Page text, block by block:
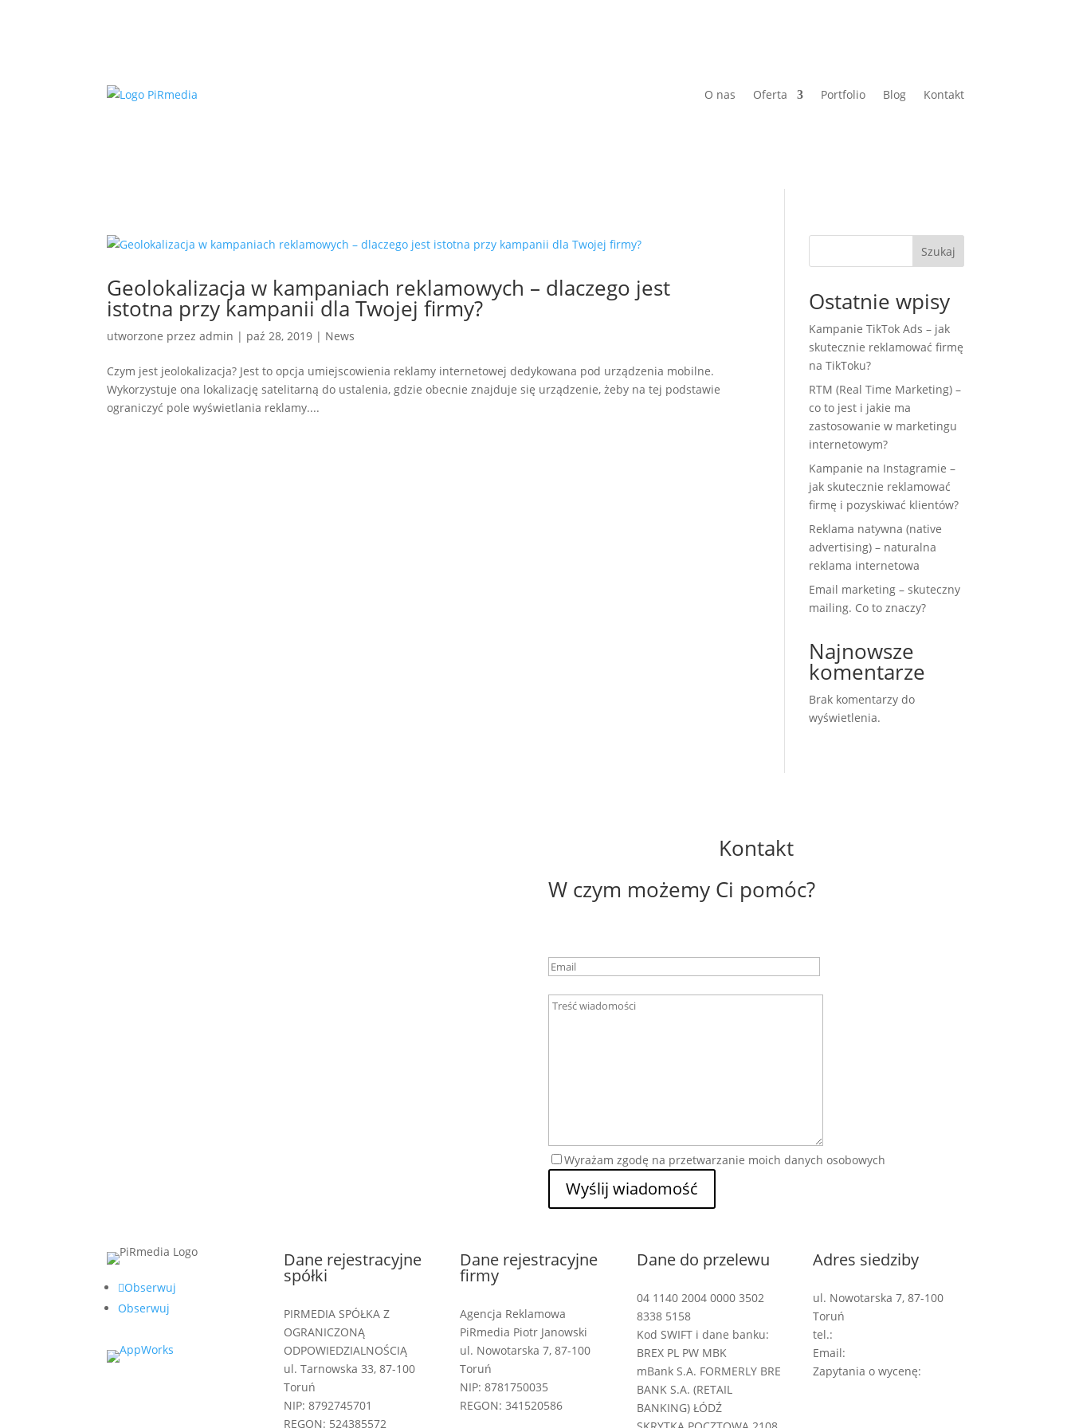
O nas Oferta Portfolio Blog Kontakt
Geolokalizacja w kampaniach reklamowych – dlaczego jest
istotna przy kampanii dla Twojej firmy?
utworzone przezadmin | paź 28, 2019 | News
Czym jest jeolokalizacja? Jest to opcja umiejscowienia reklamy internetowej dedykowana pod urządzenia mobilne.
Wykorzystuje ona lokalizację satelitarną do ustalenia, gdzie obecnie znajduje się urządzenie, żeby na tej podstawie
ograniczyć pole wyświetlania reklamy....
Szukaj
Ostatnie wpisy
Kampanie TikTok Ads – jak
skutecznie reklamować firmę
na TikToku?
RTM (Real Time Marketing) –
co to jest i jakie ma
zastosowanie w marketingu
internetowym?
Kampanie na Instagramie –
jak skutecznie reklamować
firmę i pozyskiwać klientów?
Reklama natywna (native
advertising) – naturalna
reklama internetowa
Email marketing – skuteczny
mailing. Co to znaczy?
Najnowsze
komentarze
Brak komentarzy do
wyświetlenia.
Kontakt
W czym możemy Ci pomóc?
Wyrażam zgodę na przetwarzanie moich danych osobowych
Wyślij wiadomość
Obserwuj
Obserwuj
Dane rejestracyjne
spółki
PIRMEDIA SPÓŁKA Z
OGRANICZONĄ
ODPOWIEDZIALNOŚCIĄ
ul. Tarnowska 33, 87-100
Toruń
NIP: 8792745701
REGON: 524385572
Dane rejestracyjne
firmy
Agencja Reklamowa
PiRmedia Piotr Janowski
ul. Nowotarska 7, 87-100
Toruń
NIP: 8781750035
REGON: 341520586
Dane do przelewu
04 1140 2004 0000 3502
8338 5158
Kod SWIFT i dane banku:
BREX PL PW MBK
mBank S.A. FORMERLY BRE
BANK S.A. (RETAIL
BANKING) ŁÓDŹ
Adres siedziby
ul. Nowotarska 7, 87-100
Toruń
tel.:
Email:
Zapytania o wycenę: